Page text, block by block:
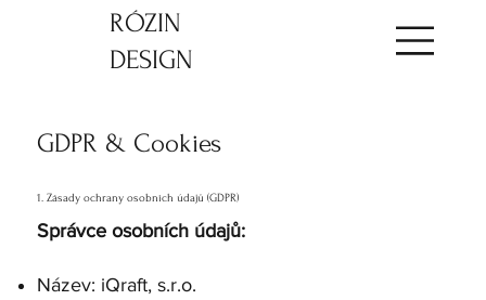
​RÓZIN
DESIGN
GDPR & Cookies
1. Zásady ochrany osobních údajů (GDPR)
Správce osobních údajů:
Název: iQraft, s.r.o.